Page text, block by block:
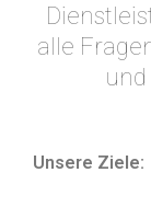
alle
Unsere Ziele: